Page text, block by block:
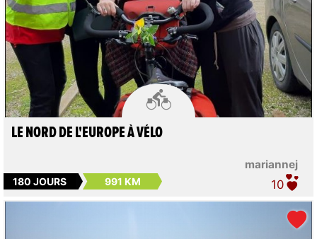

mariannej
LE NORD DE L'EUROPE À VÉLO
180 JOURS 991 KM 10